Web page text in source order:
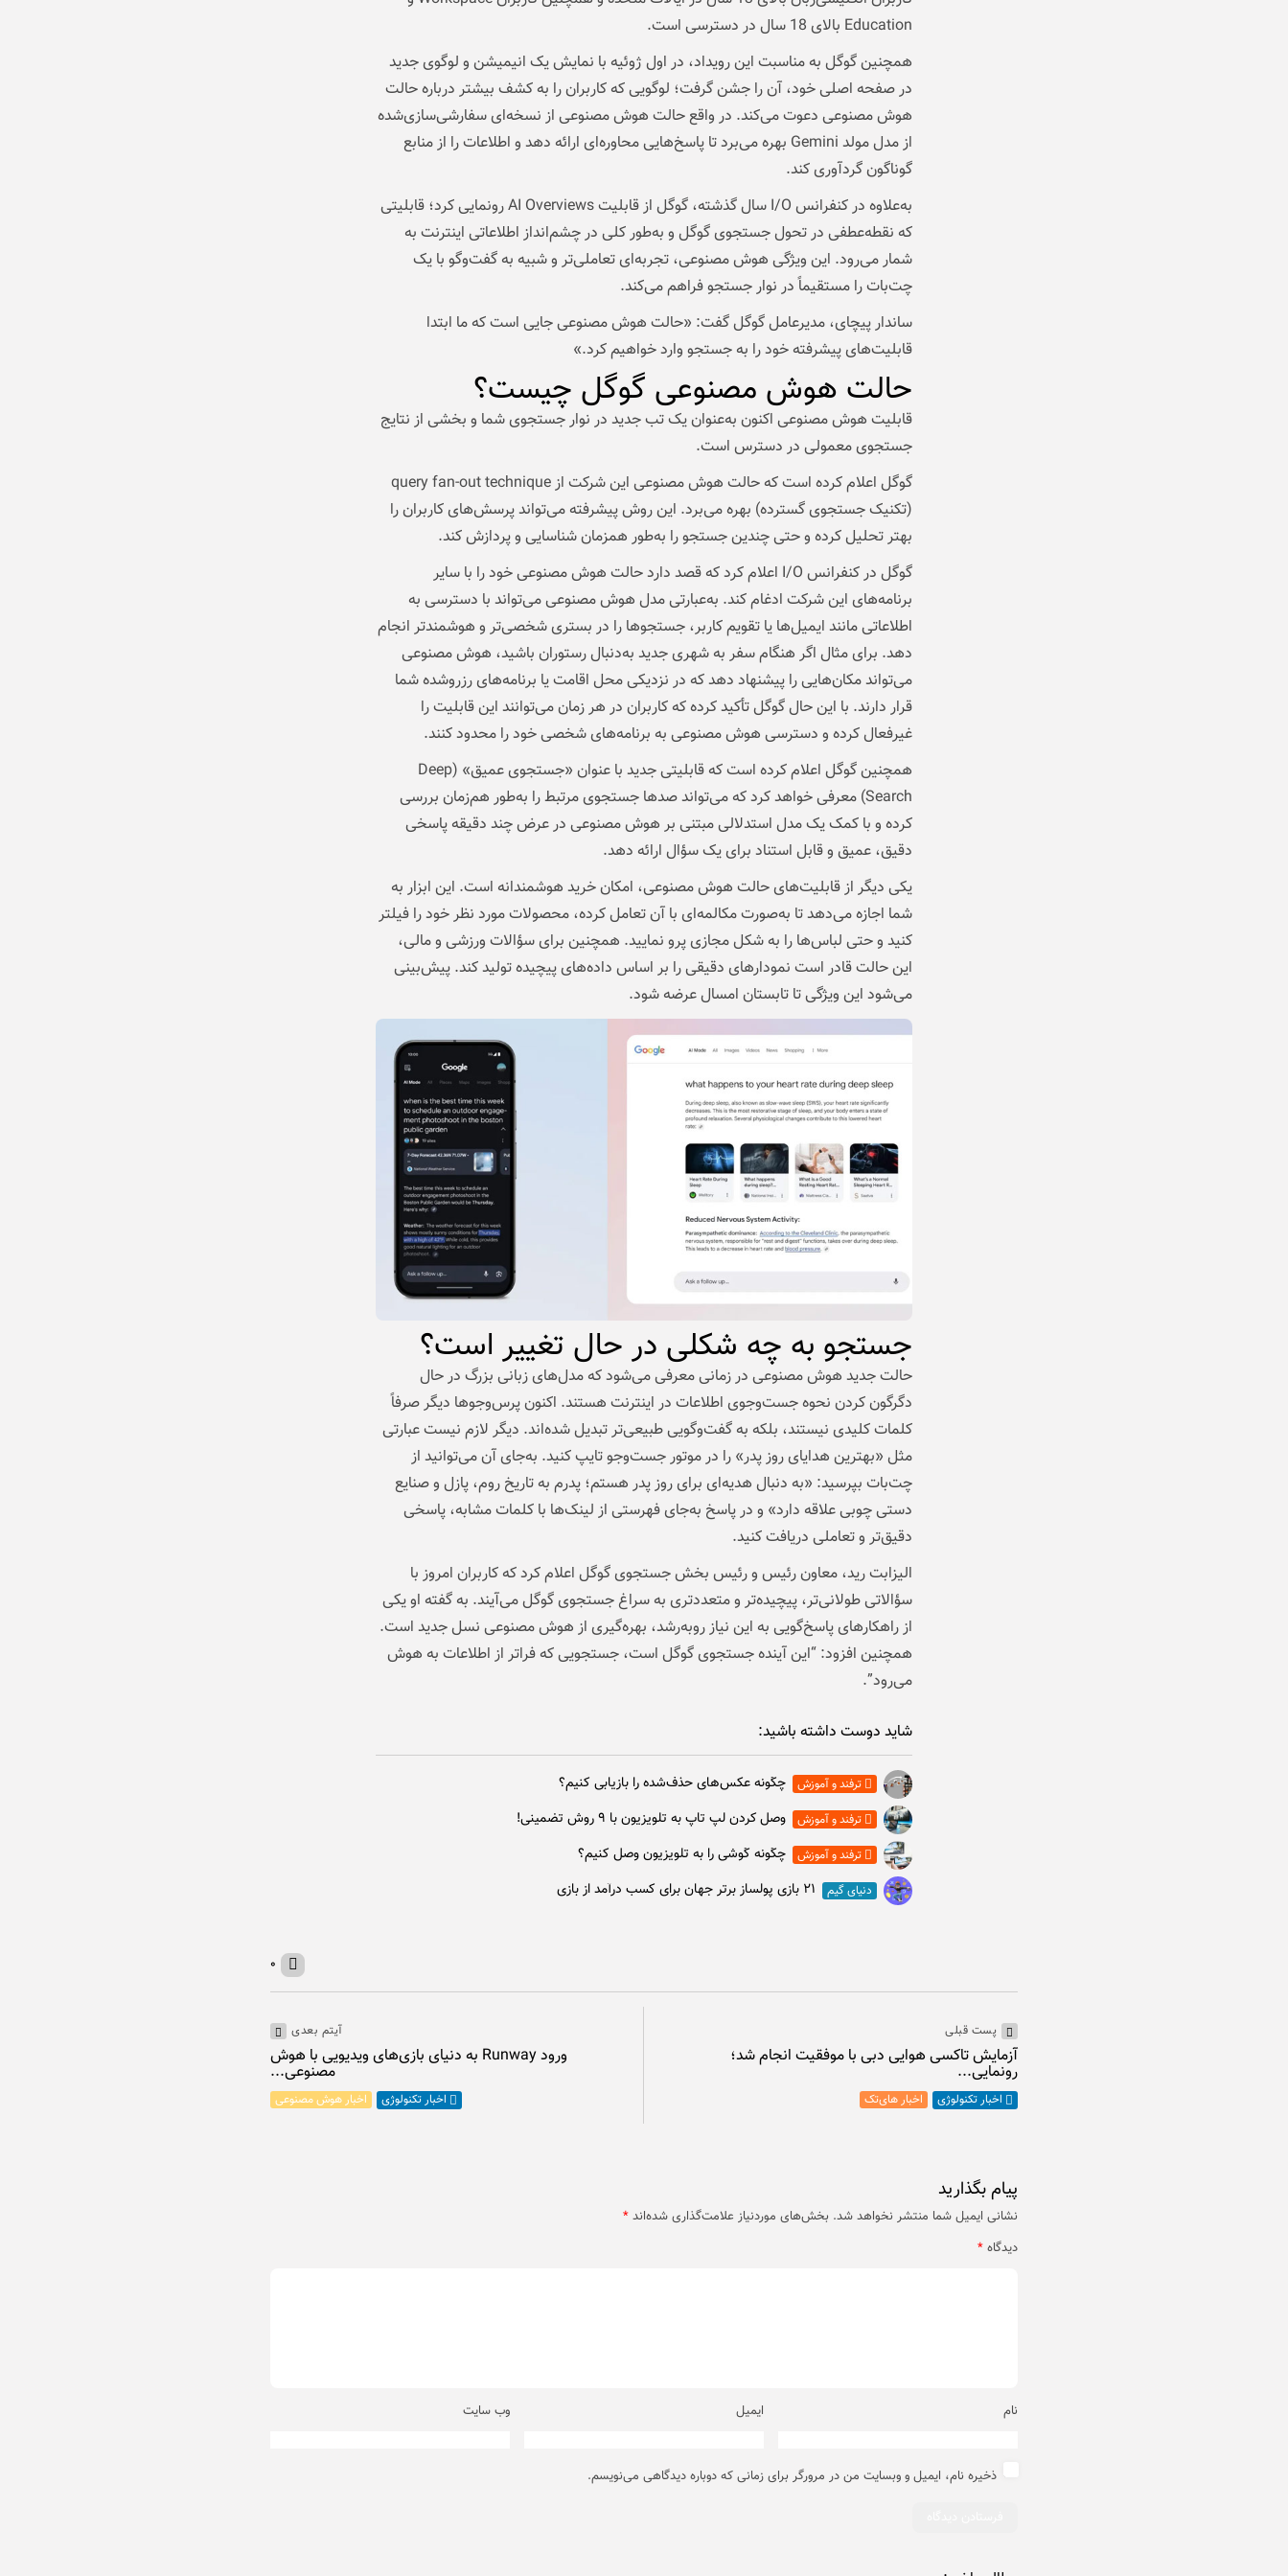
Education بالای 18 سال در دسترسی است.
همچنین گوگل به مناسبت این رویداد، در اول ژوئیه با نمایش یک انیمیشن و لوگوی جدید
در صفحه اصلی خود، آن را جشن گرفت؛ لوگویی که کاربران را به کشف بیشتر درباره حالت
هوش مصنوعی دعوت می‌کند. در واقع حالت هوش مصنوعی از نسخه‌ای سفارشی‌سازی‌شده
از مدل مولد Gemini بهره می‌برد تا پاسخ‌هایی محاوره‌ای ارائه دهد و اطلاعات را از منابع
گوناگون گردآوری کند.
به‌علاوه در کنفرانس I/O سال گذشته، گوگل از قابلیت AI Overviews رونمایی کرد؛ قابلیتی
که نقطه‌عطفی در تحول جستجوی گوگل و به‌طور کلی در چشم‌انداز اطلاعاتی اینترنت به
شمار می‌رود. این ویژگی هوش مصنوعی، تجربه‌ای تعاملی‌تر و شبیه به گفت‌وگو با یک
چت‌بات را مستقیماً در نوار جستجو فراهم می‌کند.
ساندار پیچای، مدیرعامل گوگل گفت: «حالت هوش مصنوعی جایی است که ما ابتدا
قابلیت‌های پیشرفته خود را به جستجو وارد خواهیم کرد.»
حالت هوش مصنوعی گوگل چیست؟
قابلیت هوش مصنوعی اکنون به‌عنوان یک تب جدید در نوار جستجوی شما و بخشی از نتایج
جستجوی معمولی در دسترس است.
گوگل اعلام کرده است که حالت هوش مصنوعی این شرکت از query fan-out technique
(تکنیک جستجوی گسترده) بهره می‌برد. این روش پیشرفته می‌تواند پرسش‌های کاربران را
بهتر تحلیل کرده و حتی چندین جستجو را به‌طور همزمان شناسایی و پردازش کند.
گوگل در کنفرانس I/O اعلام کرد که قصد دارد حالت هوش مصنوعی خود را با سایر
برنامه‌های این شرکت ادغام کند. به‌عبارتی مدل هوش مصنوعی می‌تواند با دسترسی به
اطلاعاتی مانند ایمیل‌ها یا تقویم کاربر، جستجوها را در بستری شخصی‌تر و هوشمندتر انجام
دهد. برای مثال اگر هنگام سفر به شهری جدید به‌دنبال رستوران باشید، هوش مصنوعی
می‌تواند مکان‌هایی را پیشنهاد دهد که در نزدیکی محل اقامت یا برنامه‌های رزرو‌شده شما
قرار دارند. با این حال گوگل تأکید کرده که کاربران در هر زمان می‌توانند این قابلیت را
غیرفعال کرده و دسترسی هوش مصنوعی به برنامه‌های شخصی خود را محدود کنند.
همچنین گوگل اعلام کرده است که قابلیتی جدید با عنوان «جستجوی عمیق» (Deep
Search) معرفی خواهد کرد که می‌تواند صدها جستجوی مرتبط را به‌طور هم‌زمان بررسی
کرده و با کمک یک مدل استدلالی مبتنی بر هوش مصنوعی در عرض چند دقیقه پاسخی
دقیق، عمیق و قابل استناد برای یک سؤال ارائه دهد.
یکی دیگر از قابلیت‌های حالت هوش مصنوعی، امکان خرید هوشمندانه است. این ابزار به
شما اجازه می‌دهد تا به‌صورت مکالمه‌ای با آن تعامل کرده، محصولات مورد نظر خود را فیلتر
کنید و حتی لباس‌ها را به شکل مجازی پرو نمایید. همچنین برای سؤالات ورزشی و مالی،
این حالت قادر است نمودارهای دقیقی را بر اساس داده‌های پیچیده تولید کند. پیش‌بینی
می‌شود این ویژگی تا تابستان امسال عرضه شود.
جستجو به چه شکلی در حال تغییر است؟
حالت جدید هوش مصنوعی در زمانی معرفی می‌شود که مدل‌های زبانی بزرگ در حال
دگرگون‌ کردن نحوه جست‌وجوی اطلاعات در اینترنت هستند. اکنون پرس‌وجوها دیگر صرفاً
کلمات کلیدی نیستند، بلکه به گفت‌وگویی طبیعی‌تر تبدیل شده‌اند. دیگر لازم نیست عبارتی
مثل «بهترین هدایای روز پدر» را در موتور جست‌وجو تایپ کنید. به‌جای آن می‌توانید از
چت‌بات بپرسید: «به دنبال هدیه‌ای برای روز پدر هستم؛ پدرم به تاریخ روم، پازل و صنایع
دستی چوبی علاقه دارد» و در پاسخ به‌جای فهرستی از لینک‌ها با کلمات مشابه، پاسخی
دقیق‌تر و تعاملی دریافت کنید.
الیزابت رید، معاون رئیس‌ و رئیس بخش جستجوی گوگل اعلام کرد که کاربران امروز با
سؤالاتی طولانی‌تر، پیچیده‌تر و متعددتری به سراغ جستجوی گوگل می‌آیند. به گفته او یکی
از راهکارهای پاسخ‌گویی به این نیاز رو‌به‌رشد، بهره‌گیری از هوش مصنوعی نسل جدید است.
همچنین افزود: “این آینده جستجوی گوگل است، جستجویی که فراتر از اطلاعات به هوش
می‌رود”.
شاید دوست داشته باشید:
ترفند و آموزش چگونه عکس‌های حذف‌شده را بازیابی کنیم؟
ترفند و آموزش وصل كردن لپ تاپ به تلويزيون با ۹ روش تضمینی!
ترفند و آموزش چگونه گوشی را به تلویزیون وصل کنیم؟
دنیای گیم ۲۱ بازی پولساز برتر جهان برای کسب درآمد از بازی
۰
پست قبلی
آزمایش تاکسی هوایی دبی با موفقیت انجام شد؛
رونمایی...
اخبار تکنولوژی اخبار های‌تک
آیتم بعدی
ورود Runway به دنیای بازی‌های ویدیویی با هوش
مصنوعی...
اخبار تکنولوژی اخبار هوش مصنوعی
پیام بگذارید
نشانی ایمیل شما منتشر نخواهد شد. بخش‌های موردنیاز علامت‌گذاری شده‌اند *
دیدگاه *
نام ایمیل وب‌ سایت
ذخیره نام، ایمیل و وبسایت من در مرورگر برای زمانی که دوباره دیدگاهی می‌نویسم.